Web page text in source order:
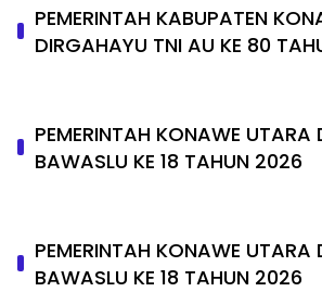
PEMERINTAH KABUPATEN
DIRGAHAYU TNI AU KE 80
PEMERINTAH KONAWE UTARA
BAWASLU KE 18 TAHUN 2026
PEMERINTAH KONAWE UTARA
BAWASLU KE 18 TAHUN 2026